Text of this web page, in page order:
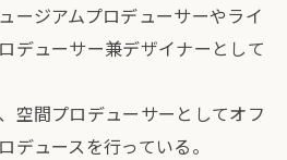
ージアムプロデューサーやライ
デューサー兼デザイナーとして
空間プロデューサーとしてオフ
デュースを行っている。